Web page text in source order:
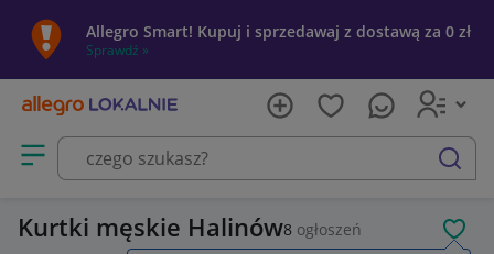
Allegro Smart! Kupuj i sprzedawaj z dostawą za 0 zł
Sprawdź »
Otwórz menu z kategoriami
szukaj
Kurtki męskie Halinów8 ogłoszeń